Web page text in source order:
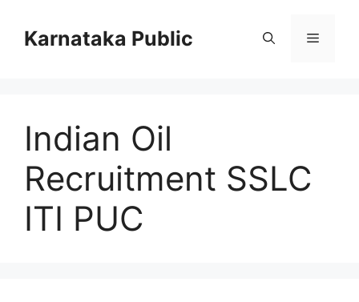
contentKarnataka Public Menu
Indian Oil
Recruitment SSLC
ITI PUC